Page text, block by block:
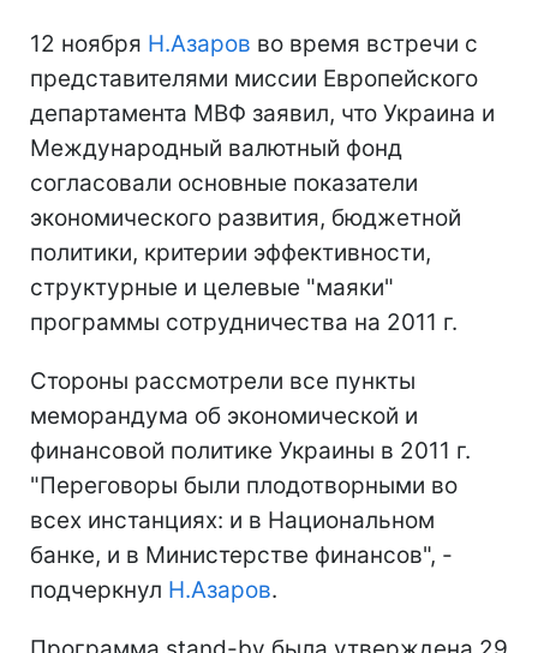
12 ноября Н.Азаров во время встречи с
представителями миссии Европейского
департамента МВФ заявил, что Украина и
Международный валютный фонд
согласовали основные показатели
экономического развития, бюджетной
политики, критерии эффективности,
структурные и целевые "маяки"
программы сотрудничества на 2011 г.
Стороны рассмотрели все пункты
меморандума об экономической и
финансовой политике Украины в 2011 г.
"Переговоры были плодотворными во
всех инстанциях: и в Национальном
банке, и в Министерстве финансов", -
подчеркнул Н.Азаров.